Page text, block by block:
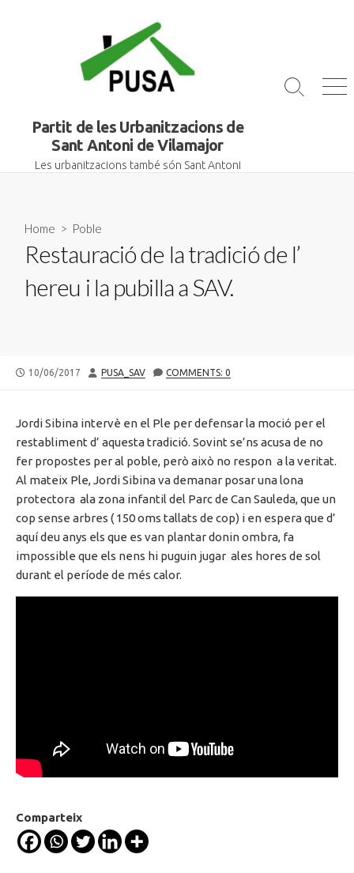
Partit de les Urbanitzacions de
Sant Antoni de Vilamajor
Les urbanitzacions també són Sant Antoni
Search
Home > Poble
Restauració de la tradició de l’
hereu i la pubilla a SAV.
PUBLISHED
10/06/2017 AUTHOR
PUSA_SAV COMMENTS: 0
Jordi Sibina intervè en el Ple per defensar la moció per el
restabliment d’ aquesta tradició. Sovint se’ns acusa de no
fer propostes per al poble, però això no respon a la veritat.
Al mateix Ple, Jordi Sibina va demanar posar una lona
protectora ala zona infantil del Parc de Can Sauleda, que un
cop sense arbres ( 150 oms tallats de cop) i en espera que d’
aquí deu anys els que es van plantar donin ombra, fa
impossible que els nens hi puguin jugar ales hores de sol
durant el període de més calor.
Comparteix